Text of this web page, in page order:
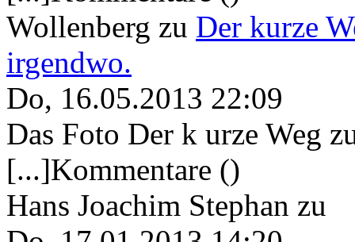
Wollenberg zu Der kurze
irgendwo.
Do, 16.05.2013 22:09
Das Foto Der k urze Weg
[...]Kommentare ()
Hans Joachim Stephan zu